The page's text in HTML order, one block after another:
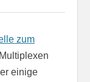
zum
einige